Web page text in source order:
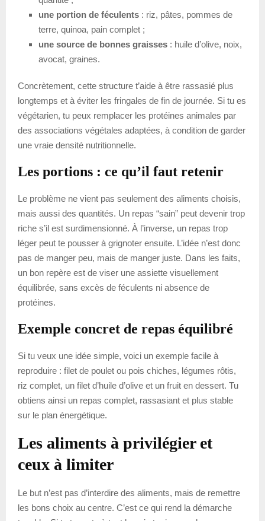
une portion de féculents : riz, pâtes, pommes de
terre, quinoa, pain complet ;
une source de bonnes graisses : huile d’olive, noix,
avocat, graines.
Concrètement, cette structure t’aide à être rassasié plus
longtemps et à éviter les fringales de fin de journée. Si tu es
végétarien, tu peux remplacer les protéines animales par
des associations végétales adaptées, à condition de garder
une vraie densité nutritionnelle.
Les portions : ce qu’il faut retenir
Le problème ne vient pas seulement des aliments choisis,
mais aussi des quantités. Un repas “sain” peut devenir trop
riche s’il est surdimensionné. À l’inverse, un repas trop
léger peut te pousser à grignoter ensuite. L’idée n’est donc
pas de manger peu, mais de manger juste. Dans les faits,
un bon repère est de viser une assiette visuellement
équilibrée, sans excès de féculents ni absence de
protéines.
Exemple concret de repas équilibré
Si tu veux une idée simple, voici un exemple facile à
reproduire : filet de poulet ou pois chiches, légumes rôtis,
riz complet, un filet d’huile d’olive et un fruit en dessert. Tu
obtiens ainsi un repas complet, rassasiant et plus stable
sur le plan énergétique.
Les aliments à privilégier et
ceux à limiter
Le but n’est pas d’interdire des aliments, mais de remettre
les bons choix au centre. C’est ce qui rend la démarche